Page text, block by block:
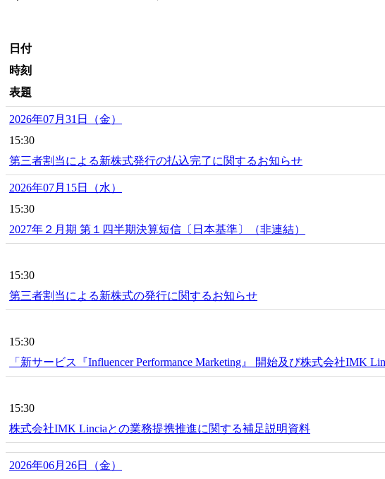
日付
時刻
表題
2026年07月31日（金）
15:30
第三者割当による新株式発行の払込完了に関するお知らせ
2026年07月15日（水）
15:30
2027年２月期 第１四半期決算短信〔日本基準〕（非連結）
15:30
第三者割当による新株式の発行に関するお知らせ
15:30
「新サービス『Influencer Performance Marketing』 開始及び株式会社IMK
15:30
株式会社IMK Linciaとの業務提携推進に関する補足説明資料
2026年06月26日（金）